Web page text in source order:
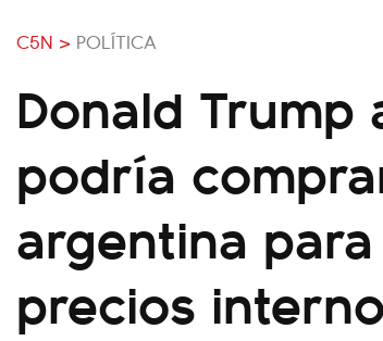
C5N > POLÍTICA
Donald Trump
podría
argentina
precios